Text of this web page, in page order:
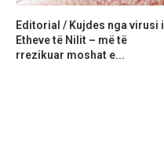
Editorial / Kujdes nga virusi i
Etheve të Nilit – më të
rrezikuar moshat e...